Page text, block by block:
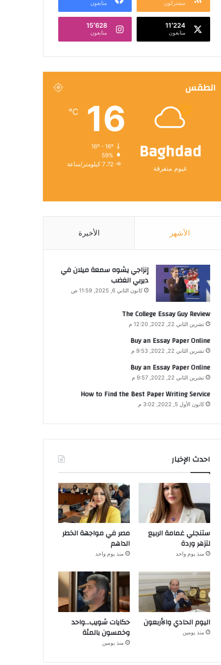
مشتركون متابعون
11٬224
متابعون
15٬628
متابعون
الطقس
Baghdad
غيوم متفرقة
16
℃
16º - 16º
59%
7.72 كيلومتر/ساعة
الأشهر الأخيرة
إنزاجي يشوه سمعة ميلان في
ديربي الغضب
كانون الثاني 6, 2025, 11:59 ص
The College Essay Guy Review
تشرين الثاني 22, 2022, 12:20 م
Buy an Essay Paper Online
تشرين الثاني 22, 2022, 9:53 م
Buy an Essay Paper Online
تشرين الثاني 22, 2022, 9:57 م
How to Find the Best Paper Writing Service
كانون الأول 5, 2022, 3:02 م
احدث الإخبار
ستنجلي غمامة الربيع
لتزهر وردة
منذ يوم واحد
مصر في مواجهة الخطر
الداهم
منذ يوم واحد
اليوم الحادي والأربعون
منذ يومين
حكايات شويب…واحد
وخمسون بالمئة
منذ يومين